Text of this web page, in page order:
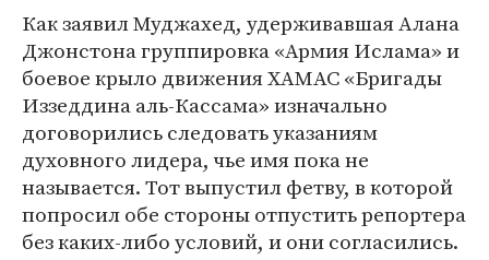
Как заявил Муджахед, удерживавшая Алана
Джонстона группировка «Армия Ислама» и
боевое крыло движения ХАМАС «Бригады
Иззеддина аль-Кассама» изначально
договорились следовать указаниям
духовного лидера, чье имя пока не
называется. Тот выпустил фетву, в которой
попросил обе стороны отпустить репортера
без каких-либо условий, и они согласились.